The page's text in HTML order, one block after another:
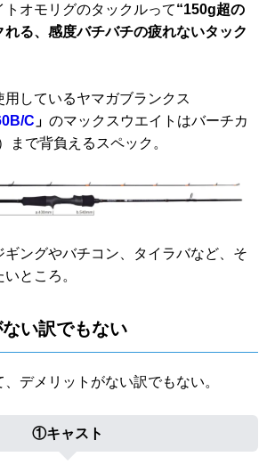
オモリグのタックルって“150g超の
る、感度バチバチの疲れないタック
しているヤマガブランクス
C 」 のマックスウエイトはバーチカ
まで背負えるスペック。
ギングやバチコン、タイラバなど、そ
ところ。
い訳でもない
デメリットがない訳でもない。
①キャスト